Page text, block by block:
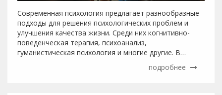
Современная психология предлагает разнообразные
подходы для решения психологических проблем и
улучшения качества жизни. Среди них когнитивно-
поведенческая терапия, психоанализ,
гуманистическая психология и многие другие. В
особенности, приводятся советы по выбору подхода,
подробнее